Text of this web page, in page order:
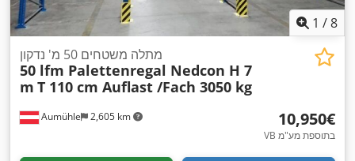
1 /8
Aumühle 2,605 km
מתלה משטחים 50 מ' נדקון
50 lfm Palettenregal Nedcon H 7
m T 110 cm Auflast /Fach 3050 kg
‏10,950 ‏€
VB בתוספת מע"מ